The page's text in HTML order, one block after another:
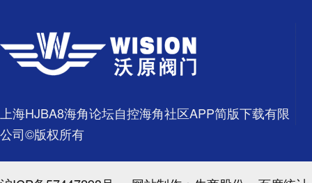
上海HJBA8海角论坛自控海角社区APP简版下载有限
公司©版权所有